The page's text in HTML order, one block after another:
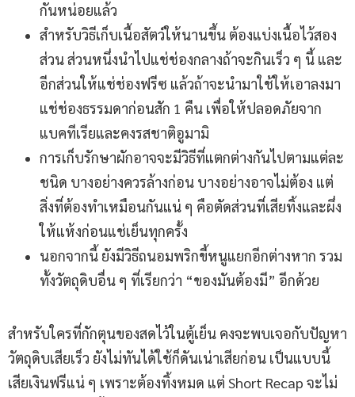
กันหน่อยแล้ว
สำหรับวิธีเก็บเนื้อสัตว์ให้นานขึ้น ต้องแบ่งเนื้อไว้สอง
ส่วน ส่วนหนึ่งนำไปแช่ช่องกลางถ้าจะกินเร็ว ๆ นี้ และ
อีกส่วนให้แช่ช่องฟรีซ แล้วถ้าจะนำมาใช้ให้เอาลงมา
แช่ช่องธรรมดาก่อนสัก 1 คืน เพื่อให้ปลอดภัยจาก
แบคทีเรียและคงรสชาติอูมามิ
การเก็บรักษาผักอาจจะมีวิธีที่แตกต่างกันไปตามแต่ละ
ชนิด บางอย่างควรล้างก่อน บางอย่างอาจไม่ต้อง แต่
สิ่งที่ต้องทำเหมือนกันแน่ ๆ คือตัดส่วนที่เสียทิ้งและผึ่ง
ให้แห้งก่อนแช่เย็นทุกครั้ง
นอกจากนี้ ยังมีวิธีถนอมพริกขี้หนูแยกอีกต่างหาก รวม
ทั้งวัตถุดิบอื่น ๆ ที่เรียกว่า “ของมันต้องมี” อีกด้วย
สำหรับใครที่กักตุนของสดไว้ในตู้เย็น คงจะพบเจอกับปัญหา
วัตถุดิบเสียเร็ว ยังไม่ทันได้ใช้ก็ดันเน่าเสียก่อน เป็นแบบนี้
เสียเงินฟรีแน่ ๆ เพราะต้องทิ้งหมด แต่ Short Recap จะไม่